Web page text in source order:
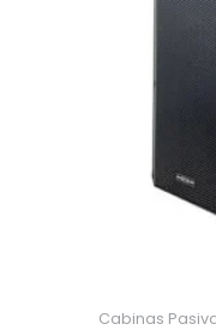
Cabinas